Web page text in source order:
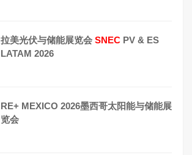
拉美光伏与储能展览会 SNEC PV & ES
LATAM 2026
RE+ MEXICO 2026墨西哥太阳能与储能展
览会